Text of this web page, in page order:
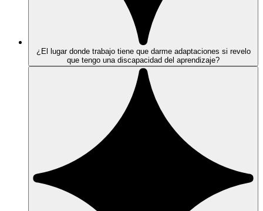
¿El lugar donde trabajo tiene que darme adaptaciones si revelo
que tengo una discapacidad del aprendizaje?